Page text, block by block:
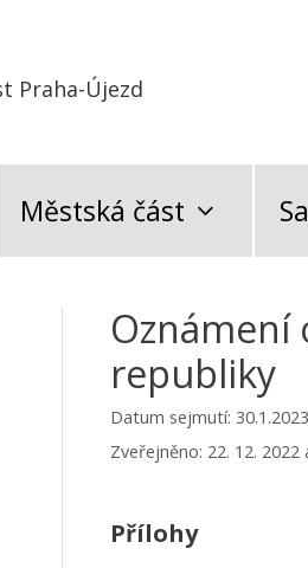
Praha-Újezd
Městská část
Oznámení
republiky
Datum sejmutí: 30.1.2023
Zveřejněno: 22. 12. 2022
Přílohy